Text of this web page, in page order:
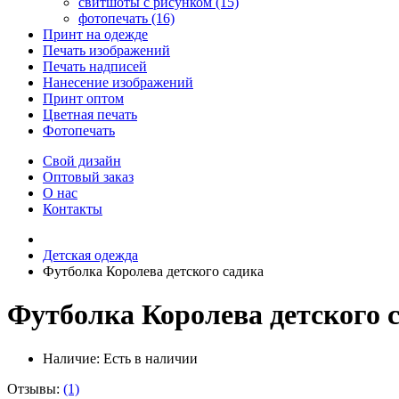
фотопечать (16)
Принт на одежде
Печать изображений
Печать надписей
Нанесение изображений
Принт оптом
Цветная печать
Фотопечать
Свой дизайн
Оптовый заказ
О нас
Контакты
Детская одежда
Футболка Королева детского садика
Футболка Королева детского
Наличие: Есть в наличии
Отзывы: (1)